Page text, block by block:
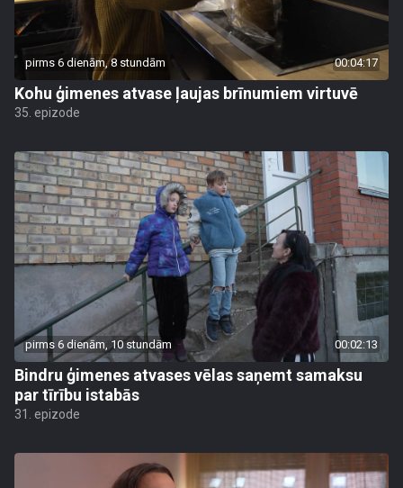
pirms 6 dienām, 8 stundām 00:04:17
Kohu ģimenes atvase ļaujas brīnumiem virtuvē
35. epizode
pirms 6 dienām, 10 stundām 00:02:13
Bindru ģimenes atvases vēlas saņemt samaksu
par tīrību istabās
31. epizode